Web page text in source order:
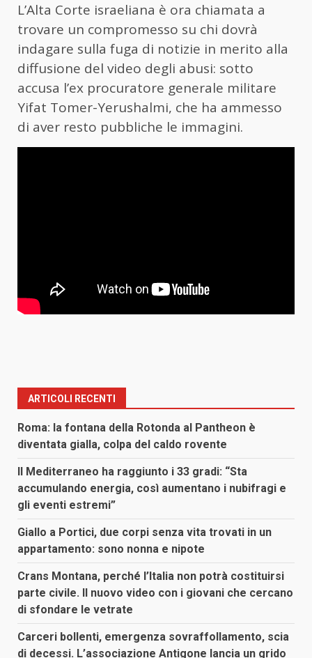
L’Alta Corte israeliana è ora chiamata a
trovare un compromesso su chi dovrà
indagare sulla fuga di notizie in merito alla
diffusione del video degli abusi: sotto
accusa l’ex procuratore generale militare
Yifat Tomer-Yerushalmi, che ha ammesso
di aver resto pubbliche le immagini.
ARTICOLI RECENTI
Roma: la fontana della Rotonda al Pantheon è
diventata gialla, colpa del caldo rovente
Il Mediterraneo ha raggiunto i 33 gradi: “Sta
accumulando energia, così aumentano i nubifragi e
gli eventi estremi”
Giallo a Portici, due corpi senza vita trovati in un
appartamento: sono nonna e nipote
Crans Montana, perché l’Italia non potrà costituirsi
parte civile. Il nuovo video con i giovani che cercano
di sfondare le vetrate
Carceri bollenti, emergenza sovraffollamento, scia
di decessi. L’associazione Antigone lancia un grido